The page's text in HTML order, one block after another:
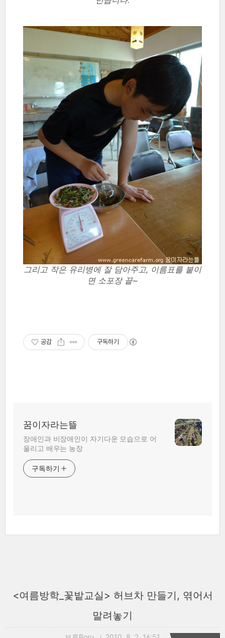
그리고 작은 유리병에 잘 담아주고, 이름표를 붙이
면 소포장 끝~
공감 구독하기
꿈이자라는뜰
장애인과 비장애인이 자기다운 모습으로 어
울리고 배우는 농장
구독하기
<여름방학_꽃밭교실> 허브차 만들기, 엮어서
말려놓기